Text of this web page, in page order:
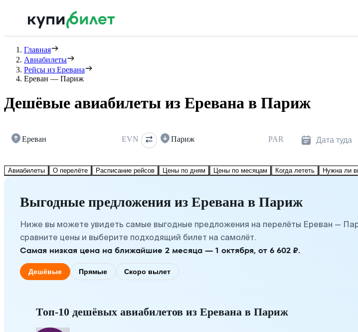
Главная
Авиабилеты
Рейсы из Еревана
Ереван — Париж
Дешёвые авиабилеты из Еревана в Париж
Ереван EVN Париж PAR Дата туда
Авиабилеты О перелёте Расписание рейсов Цены по дням Цены по месяцам Когда лететь Нужна ли
Выгодные предложения из Еревана в Париж
Ниже вы можете увидеть самые выгодные предложения на перелёты Ереван —
сравните цены и выберите подходящий билет на самолёт.
Самая низкая цена на ближайшие 2 месяца — 1 октября, от 6 602 ₽.
Дешёвые Прямые Скоро вылет
Топ-10 дешёвых авиабилетов из Еревана в Париж